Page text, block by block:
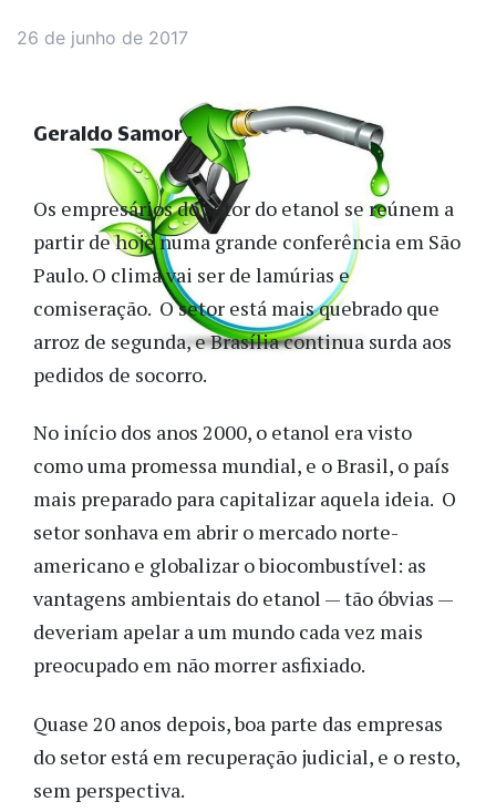
26 de junho de 2017
Os empresários do setor do etanol se reúnem a
partir de hoje numa grande conferência em São
Paulo. O clima vai ser de lamúrias e
comiseração. O setor está mais quebrado que
arroz de segunda, e Brasília continua surda aos
pedidos de socorro.
No início dos anos 2000, o etanol era visto
como uma promessa mundial, e o Brasil, o país
mais preparado para capitalizar aquela ideia. O
setor sonhava em abrir o mercado norte-
americano e globalizar o biocombustível: as
vantagens ambientais do etanol — tão óbvias —
deveriam apelar a um mundo cada vez mais
preocupado em não morrer asfixiado.
Quase 20 anos depois, boa parte das empresas
do setor está em recuperação judicial, e o resto,
sem perspectiva.
Geraldo Samor